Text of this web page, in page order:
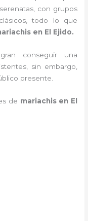
con grupos
todo lo que
en El Ejido.
conseguir una
sin embargo,
presente.
de mariachis en El